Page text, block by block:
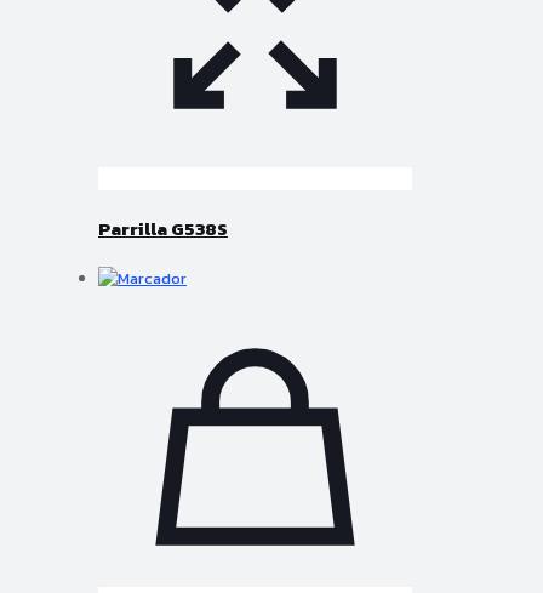
Parrilla G538S